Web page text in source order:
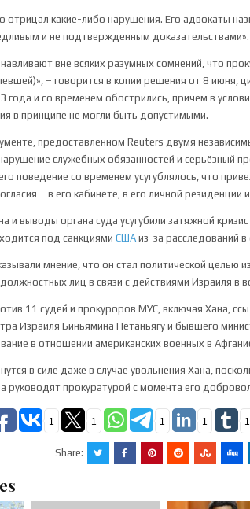
отрицал какие-либо нарушения. Его адвокаты
и не подтвержденным доказательствами».
вне всяких разумных сомнений, что
– говорится в копии решения от 8 июня,
года и со временем обострились, причем в
в принципе не могли быть допустимыми.
предоставленном Reuters двумя
служебных обязанностей и серьёзный
поведение со временем усугублялось, что
– в его кабинете, в его личной
и выводы органа суда усугубили затяжной
под санкциямиСША из-за расследований
мнение, что он стал политической целью
лиц в связи с действиями Израиля в
11 судей и прокуроров МУС, включая Хана,
Израиля Биньямина Нетаньягу и бывшего
в отношении американских военных в
в силе даже в случае увольнения Хана,
руководят прокуратурой с момента его
1 1 1 1 1
Share: